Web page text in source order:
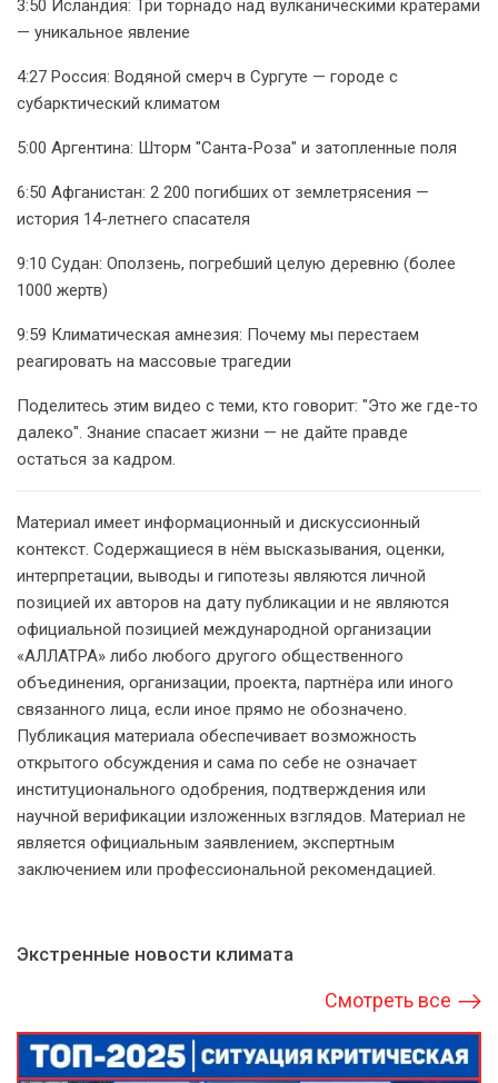
3:50 Исландия: Три торнадо над вулканическими кратерами
— уникальное явление
4:27 Россия: Водяной смерч в Сургуте — городе с
субарктический климатом
5:00 Аргентина: Шторм "Санта-Роза" и затопленные поля
6:50 Афганистан: 2 200 погибших от землетрясения —
история 14-летнего спасателя
9:10 Судан: Оползень, погребший целую деревню (более
1000 жертв)
9:59 Климатическая амнезия: Почему мы перестаем
реагировать на массовые трагедии
Поделитесь этим видео с теми, кто говорит: "Это же где-то
далеко". Знание спасает жизни — не дайте правде
остаться за кадром.
Материал имеет информационный и дискуссионный
контекст. Содержащиеся в нём высказывания, оценки,
интерпретации, выводы и гипотезы являются личной
позицией их авторов на дату публикации и не являются
официальной позицией международной организации
«АЛЛАТРА» либо любого другого общественного
объединения, организации, проекта, партнёра или иного
связанного лица, если иное прямо не обозначено.
Публикация материала обеспечивает возможность
открытого обсуждения и сама по себе не означает
институционального одобрения, подтверждения или
научной верификации изложенных взглядов. Материал не
является официальным заявлением, экспертным
заключением или профессиональной рекомендацией.
Экстренные новости климата
Смотреть все